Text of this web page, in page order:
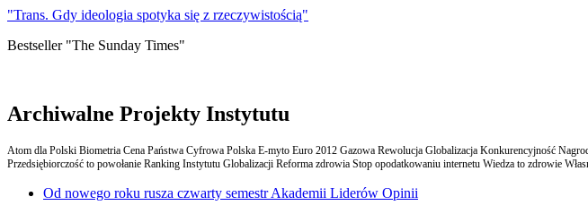
"Trans. Gdy ideologia spotyka się z rzeczywistością"
Bestseller "The Sunday Times"
Archiwalne Projekty Instytutu
Atom dla Polski Biometria Cena Państwa Cyfrowa Polska E-myto Euro 2012 Gazowa Rewolucja Globalizacja Konkurencyjność
Przedsiębiorczość to powołanie Ranking Instytutu Globalizacji Reforma zdrowia Stop opodatkowaniu internetu Wiedza to zdrowie
Od nowego roku rusza czwarty semestr Akademii Liderów Opinii